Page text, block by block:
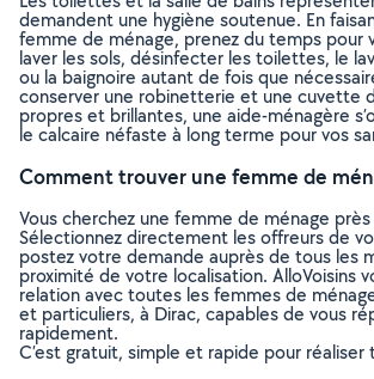
demandent une hygiène soutenue. En
femme de ménage, prenez du temps pour
laver les sols, désinfecter les toilettes, le
ou la baignoire autant de fois que
conserver une robinetterie et une cuvette
propres et brillantes, une aide-ménagère
le calcaire néfaste à long terme pour vos
Comment trouver une femme de
Vous cherchez une femme de ménage
Sélectionnez directement les offreurs de
postez votre demande auprès de tous les
proximité de votre localisation. AlloVoisins
relation avec toutes les femmes de
et particuliers, à Dirac, capables de vous
rapidement.
C’est gratuit, simple et rapide pour réaliser